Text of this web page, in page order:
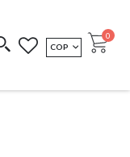
REDIMIR CÓDIGO
MONEDA
COP Cart
0